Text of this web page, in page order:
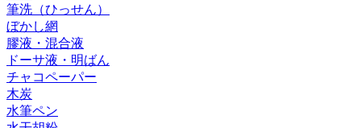
筆洗（ひっせん）
ぼかし網
膠液・混合液
ドーサ液・明ばん
チャコペーパー
木炭
水筆ペン